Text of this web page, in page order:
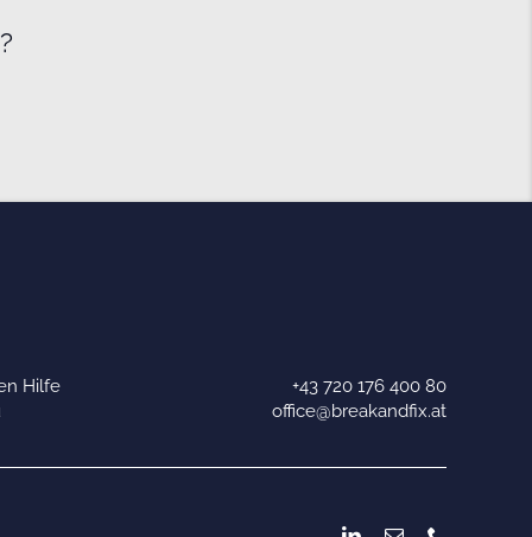
Hilfe
+43 720 176 400 80
office@breakandfix.at